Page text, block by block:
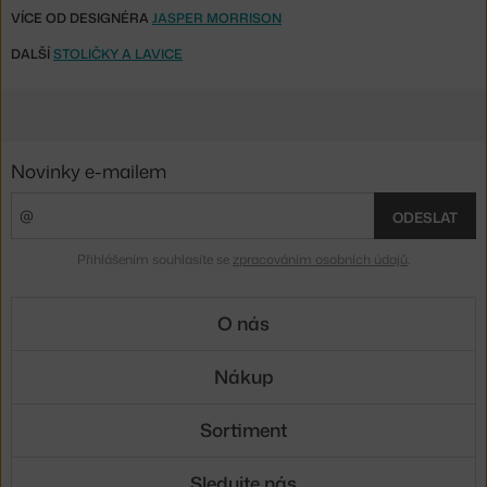
VÍCE OD DESIGNÉRA JASPER MORRISON
DALŠÍSTOLIČKY A LAVICE
Novinky e-mailem
ODESLAT
Přihlášením souhlasíte se zpracováním osobních údajů
O nás
Nákup
Sortiment